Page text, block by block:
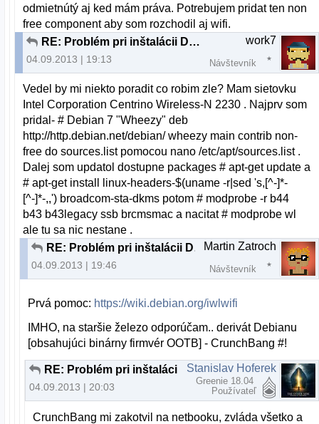
odmietnútý aj ked mám práva. Potrebujem pridat ten non
free component aby som rozchodil aj wifi.
RE: Problém pri inštalácii Debian 7.1.0
04.09.2013 | 19:13
work7
Návštevník
Vedel by mi niekto poradit co robim zle? Mam sietovku
Intel Corporation Centrino Wireless-N 2230 . Najprv som
pridal- # Debian 7 "Wheezy" deb
http://http.debian.net/debian/ wheezy main contrib non-
free do sources.list pomocou nano /etc/apt/sources.list .
Dalej som updatol dostupne packages # apt-get update a
# apt-get install linux-headers-$(uname -r|sed 's,[^-]*-
[^-]*-,,') broadcom-sta-dkms potom # modprobe -r b44
b43 b43legacy ssb brcmsmac a nacitat # modprobe wl
ale tu sa nic nestane .
RE: Problém pri inštalácii Debian 7.1.0
04.09.2013 | 19:46
Martin Zatroch
Návštevník
Prvá pomoc: https://wiki.debian.org/iwlwifi
IMHO, na staršie železo odporúčam.. derivát Debianu
[obsahujúci binárny firmvér OOTB] - CrunchBang #!
RE: Problém pri inštalácii Debian 7.1.0
04.09.2013 | 20:03
Stanislav Hoferek
Greenie 18.04
Používateľ
CrunchBang mi zakotvil na netbooku, zvláda všetko a